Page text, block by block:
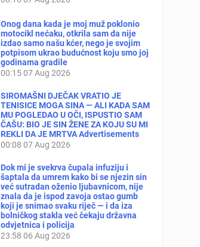
Onog dana kada je moj muž poklonio
motocikl nećaku, otkrila sam da nije
izdao samo našu kćer, nego je svojim
potpisom ukrao budućnost koju smo joj
godinama gradile
00:15 07 Aug 2026
SIROMAŠNI DJEČAK VRATIO JE
TENISICE MOGA SINA — ALI KADA SAM
MU POGLEDAO U OČI, ISPUSTIO SAM
ČAŠU: BIO JE SIN ŽENE ZA KOJU SU MI
REKLI DA JE MRTVA Advertisements
00:08 07 Aug 2026
Dok mi je svekrva čupala infuziju i
šaptala da umrem kako bi se njezin sin
već sutradan oženio ljubavnicom, nije
znala da je ispod zavoja ostao gumb
koji je snimao svaku riječ — i da iza
bolničkog stakla već čekaju državna
odvjetnica i policija
23:58 06 Aug 2026